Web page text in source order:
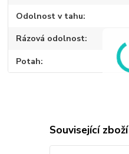
Odolnost v tahu
Rázová odolnost
Potah
Související zboží